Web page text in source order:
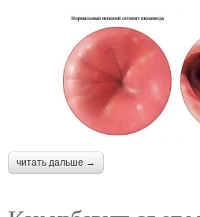
читать дальше →